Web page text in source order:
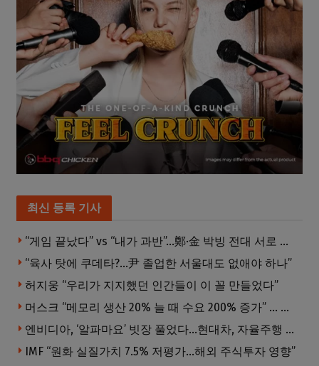
최신 등록 기사
“게임 끝났다” vs “내가 과반”…鄭·金 박빙 전대 서로 우위 주장
“육사 탓에 쿠데타?…尹 졸업한 서울대도 없애야 하나”
허지웅 “우리가 지지했던 인간들이 이 꼴 만들었다”
머스크 “메모리 생산 20% 늘 때 수요 200% 증가” … 반도체 매출 1조달러 눈 앞
엔비디아, ‘알파마요’ 빗장 풀었다…현대차, 자율주행 속도내나
IMF “원화 실질가치 7.5% 저평가…해외 주식투자 영향”